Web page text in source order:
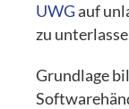
UWGauf
zu
Grundlage